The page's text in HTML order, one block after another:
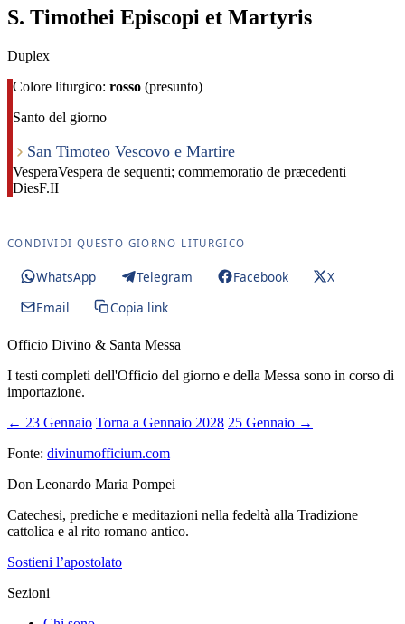
S. Timothei Episcopi et Martyris
Duplex
Colore liturgico: rosso (presunto)
Santo del giorno
San Timoteo Vescovo e Martire
VesperaVespera de sequenti; commemoratio de præcedenti
DiesF.II
CONDIVIDI QUESTO GIORNO LITURGICO
WhatsApp Telegram Facebook
X
Email
Copia link
Officio Divino & Santa Messa
I testi completi dell'Officio del giorno e della Messa sono in corso di
importazione.
← 23 Gennaio Torna a Gennaio 2028 25 Gennaio →
Fonte: divinumofficium.com
Don Leonardo Maria Pompei
Catechesi, prediche e meditazioni nella fedeltà alla Tradizione
cattolica e al rito romano antico.
Sostieni l’apostolato
Sezioni